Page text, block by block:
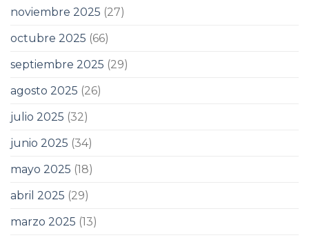
noviembre 2025 (27)
octubre 2025 (66)
septiembre 2025 (29)
agosto 2025 (26)
julio 2025 (32)
junio 2025 (34)
mayo 2025 (18)
abril 2025 (29)
marzo 2025 (13)